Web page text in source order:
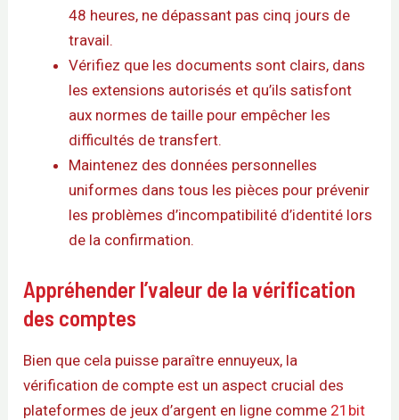
48 heures, ne dépassant pas cinq jours de
travail.
Vérifiez que les documents sont clairs, dans
les extensions autorisés et qu’ils satisfont
aux normes de taille pour empêcher les
difficultés de transfert.
Maintenez des données personnelles
uniformes dans tous les pièces pour prévenir
les problèmes d’incompatibilité d’identité lors
de la confirmation.
Appréhender l’valeur de la vérification
des comptes
Bien que cela puisse paraître ennuyeux, la
vérification de compte est un aspect crucial des
plateformes de jeux d’argent en ligne comme 21bit